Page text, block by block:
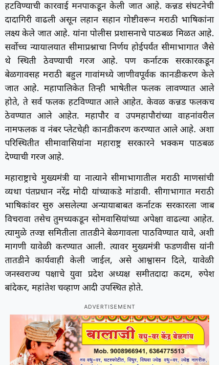
हटविण्याची कारवाई मनपाकडून केली जात आहे. कन्नड संघटनेची
दादागिरी वाढली असून लहान सहान गोष्टीवरून मराठी भाषिकांना
लक्ष्य केले जात आहे. यांना पोलीस प्रशासनाचे पाठबळ मिळत आहे.
सर्वोच्च न्यायालयात सीमाप्रश्नाचा निर्णय होईपर्यंत सीमाभागात जैसे
थे स्थिती ठेवण्याची गरज आहे. पण कर्नाटक सरकारकडून
बेळगावसह मराठी बहुल गावांमध्ये जाणीवपूर्वक कानडीकरण केले
जात आहे. महापालिकेत तिन्ही भाषेतील फलक लावण्यात आले
होते, ते सर्व फलक हटविण्यात आले आहेत. केवळ कन्नड फलकच
ठेवण्यात आले आहेत. महापौर व उपमहापौरांच्या वाहनांवरील
नामफलक व नंबर प्लेटचेही कानडीकरण करण्यात आले आहे. अशा
परिस्थितीत सीमावासियांना महाराष्ट्र सरकारने भक्कम पाठबळ
देण्याची गरज आहे.
महाराष्ट्राचे मुख्यमंत्री या नात्याने सीमाभागातील मराठी माणसांची
व्यथा पंतप्रधान नरेंद्र मोदी यांच्याकडे मांडावी. सीगाभागात मराठी
भाषिकांवर सुरु असलेल्या अन्यायाबाबत कर्नाटक सरकारला जाब
विचरावा तसेच तुमच्यकडून सोमवासियांच्या अपेक्षा वाढल्या आहेत.
त्यामुळे तज्ज्ञ समितीला तातडीने बेळगावला पाठविण्यात यावे, अशी
मागणी यावेळी करण्यात आली. त्यावर मुख्यमंत्री फडणवीस यांनी
तातडीने कार्यवाही केली जाईल, असे आश्वासन दिले, यावेळी
जनस्वराज्य पक्षाचे युवा प्रदेश अध्यक्ष समीतदादा कदम, रुपेश
बांदेकर, महांतेश चव्हाण आदी उपस्थित होते.
ADVERTISEMENT